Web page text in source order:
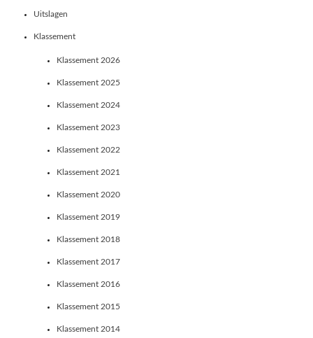
Uitslagen
Klassement
Klassement 2026
Klassement 2025
Klassement 2024
Klassement 2023
Klassement 2022
Klassement 2021
Klassement 2020
Klassement 2019
Klassement 2018
Klassement 2017
Klassement 2016
Klassement 2015
Klassement 2014